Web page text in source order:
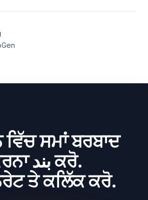
ਸਮਾਂ ਬਰਬਾਦ
ਕਰਨਾ بند ਕਰੋ.
ਤੇ ਕਲਿੱਕ ਕਰੋ.